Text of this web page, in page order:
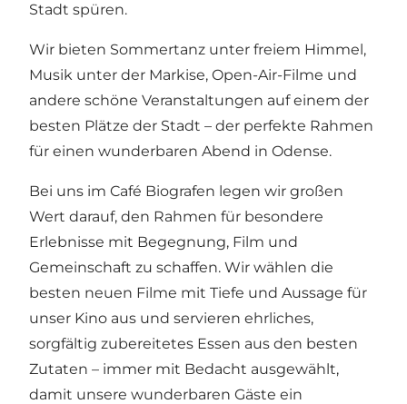
Stadt spüren.
Wir bieten Sommertanz unter freiem Himmel,
Musik unter der Markise, Open-Air-Filme und
andere schöne Veranstaltungen auf einem der
besten Plätze der Stadt – der perfekte Rahmen
für einen wunderbaren Abend in Odense.
Bei uns im Café Biografen legen wir großen
Wert darauf, den Rahmen für besondere
Erlebnisse mit Begegnung, Film und
Gemeinschaft zu schaffen. Wir wählen die
besten neuen Filme mit Tiefe und Aussage für
unser Kino aus und servieren ehrliches,
sorgfältig zubereitetes Essen aus den besten
Zutaten – immer mit Bedacht ausgewählt,
damit unsere wunderbaren Gäste ein